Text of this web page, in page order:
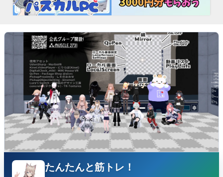
たんたんと筋トレ！